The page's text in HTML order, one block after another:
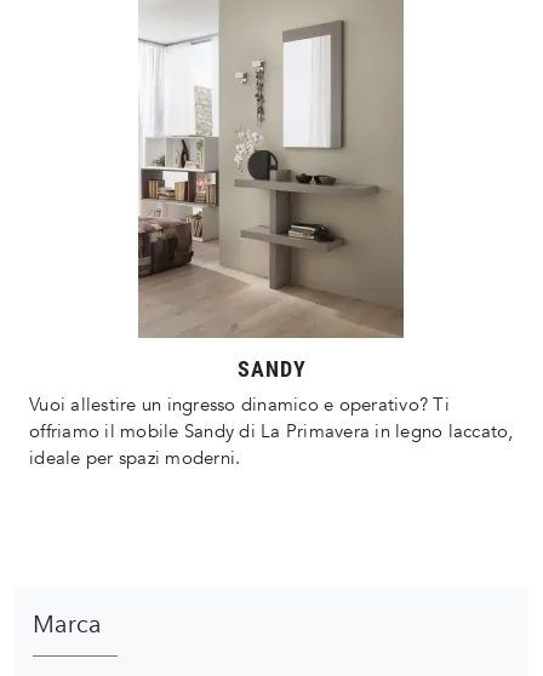
SANDY
Vuoi allestire un ingresso dinamico e operativo? Ti
offriamo il mobile Sandy di La Primavera in legno laccato,
ideale per spazi moderni.
Marca